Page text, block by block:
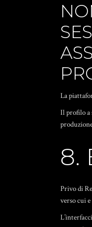
La
Il profilo a
8.
Privo di
verso cui